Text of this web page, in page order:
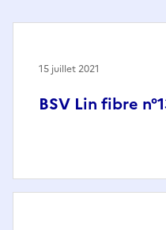
BSV Lin fibre
15 juillet 2021